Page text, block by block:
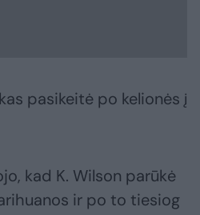
pasikeitė po kelionės į
kad K. Wilson parūkė
ir po to tiesiog